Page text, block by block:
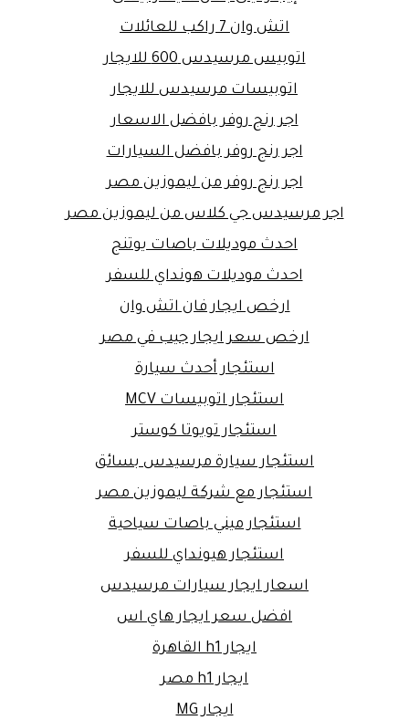
اتش وان 7 راكب للعائلات
اتوبيس مرسيدس 600 للايجار
اتوبيسات مرسيدس للايجار
اجر رنج روفر بافضل الاسعار
اجر رنج روفر بافضل السيارات
اجر رنج روفر من ليموزين مصر
اجر مرسيدس جي كلاس من ليموزين مصر
احدث موديلات باصات يوتنج
احدث موديلات هونداي للسفر
ارخص ايجار فان اتش وان
ارخص سعر ايجار جيب في مصر
استئجار أحدث سيارة
استئجار اتوبيسات MCV
استئجار تويوتا كوستر
استئجار سيارة مرسيدس بسائق
استئجار مع شركة ليموزين مصر
استئجار ميني باصات سياحية
استئجار هيونداي للسفر
اسعار ايجار سيارات مرسيدس
افضل سعر ايجار هاي اس
ايجار h1 القاهرة
ايجار h1 مصر
ايجار MG